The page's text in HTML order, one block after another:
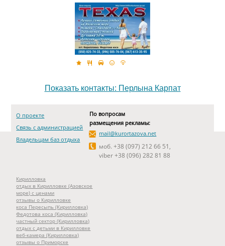
Показать контакты: Перлына Карпат
О проекте
Связь с администрацией
Владельцам баз отдыха
По вопросам
размещения рекламы:
mail@kurortazova.net
моб. +38 (097) 212 66 51,
viber +38 (096) 282 81 88
Кирилловка
отдых в Кирилловке (Азовское
море) с ценами
отзывы о Кирилловке
коса Пересыпь (Кирилловка)
Федотова коса (Кирилловка)
частный сектор (Кирилловка)
отдых с детьми в Кирилловке
веб-камера (Кирилловка)
отзывы о Приморске